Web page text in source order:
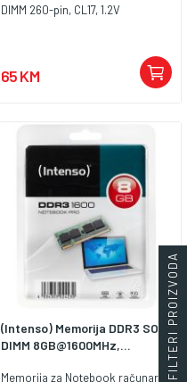
DIMM 260-pin, CL17, 1.2V
65 KM
(Intenso) Memorija DDR3 SO-
DIMM 8GB@1600MHz,...
Memorija za Notebook računare, FILTERI PROIZVODA